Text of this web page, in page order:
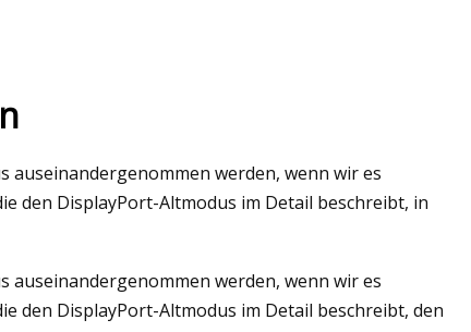
werden, wenn wir es
den DisplayPort-Altmodus im Detail beschreibt, in
werden, wenn wir es
den DisplayPort-Altmodus im Detail beschreibt, den